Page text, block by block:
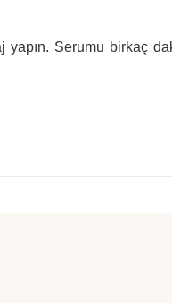
Serumu birkaç